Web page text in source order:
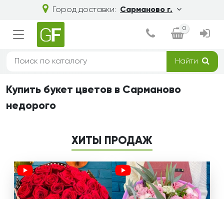
Город доставки: Сарманово г.
0
Найти
Купить букет цветов в Сарманово
недорого
ХИТЫ ПРОДАЖ